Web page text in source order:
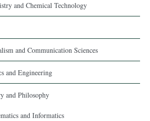
and Chemical Technology
and Communication Sciences
and Engineering
and Philosophy
and Informatics